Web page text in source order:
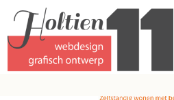
Doorgaan
inhoud